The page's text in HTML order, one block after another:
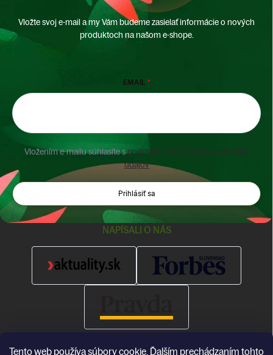
Tento web používa súbory cookie. Ďalším prechádzaním tohto
Vložte svoj e-mail a my Vám budeme zasielať informácie o nových
produktoch na našom e-shope.
EMAIL
Vložením e-mailu súhlasíte spodmienkami ochrany osobných
údajov
Prihlásiť sa
NAPÍSALI O NÁS